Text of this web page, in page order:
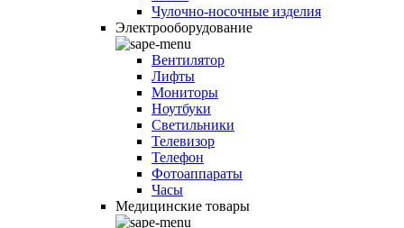
Чулочно-носочные изделия
Электрооборудование
Вентилятор
Лифты
Мониторы
Ноутбуки
Светильники
Телевизор
Телефон
Фотоаппараты
Часы
Медицинские товары